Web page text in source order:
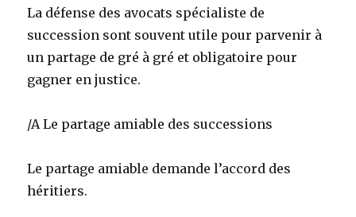
La défense des avocats spécialiste de
succession sont souvent utile pour parvenir à
un partage de gré à gré et obligatoire pour
gagner en justice.
/A Le partage amiable des successions
Le partage amiable demande l’accord des
héritiers.